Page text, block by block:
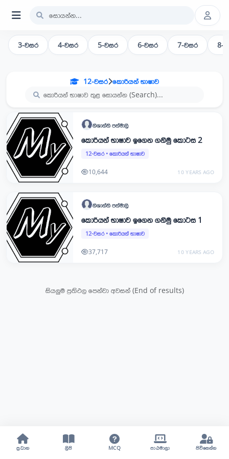
3-වසර 4-වසර 5-වසර 6-වසර 7-වසර 8-
12-වසර කොරියන් භාෂාව
නිශාන්ති පත්මාලි
කොරියන් භාෂාව ඉගෙන ගනිමු කොටස 2
12-වසර• කොරියන් භාෂාව
10,644 10 YEARS AGO
නිශාන්ති පත්මාලි
කොරියන් භාෂාව ඉගෙන ගනිමු කොටස 1
12-වසර• කොරියන් භාෂාව
37,717 10 YEARS AGO
සියලුම ප්‍රතිඵල පෙන්වා අවසන් (End of results)
ප්‍රධාන ලිපි MCQ පාඨමාලා පිවිසෙන්න